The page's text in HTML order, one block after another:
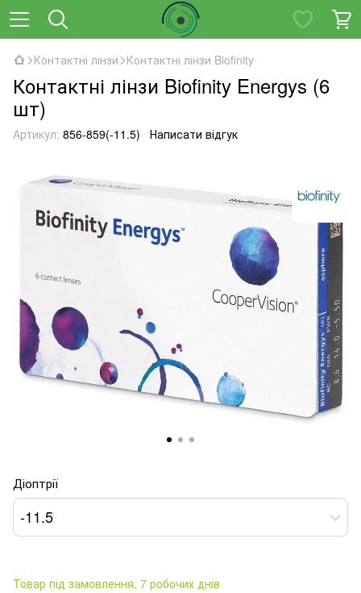
Контактні лінзи Контактні лінзи Biofinity
Контактні лінзи Biofinity Energys (6
шт)
Артикул: 856-859(-11.5) Написати відгук
Діоптрії
-11.5
Товар під замовлення, 7 робочих днів